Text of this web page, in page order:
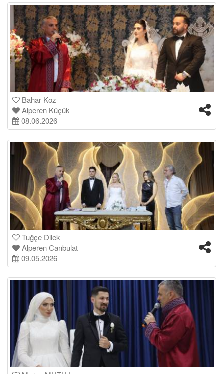
Bahar Koz
Alperen Küçük
08.06.2026
Tuğçe Dilek
Alperen Canbulat
09.05.2026